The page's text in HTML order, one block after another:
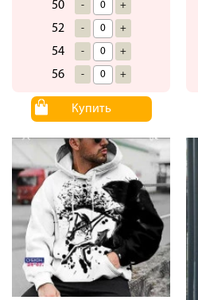
50 - +
52 - +
54 - +
56 - +
Купить